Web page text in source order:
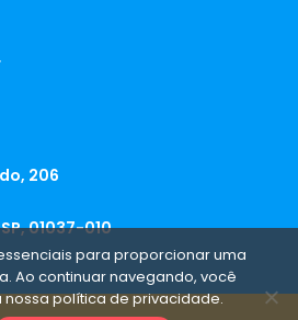
206
01037-010
para proporcionar uma
Ao continuar navegando, você
política de privacidade.